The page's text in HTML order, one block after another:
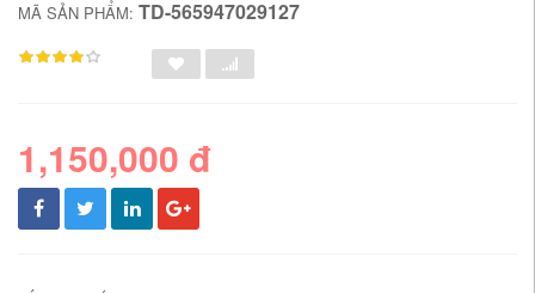
MÃ SẢN PHẨM: TD-565947029127
1,150,000 đ